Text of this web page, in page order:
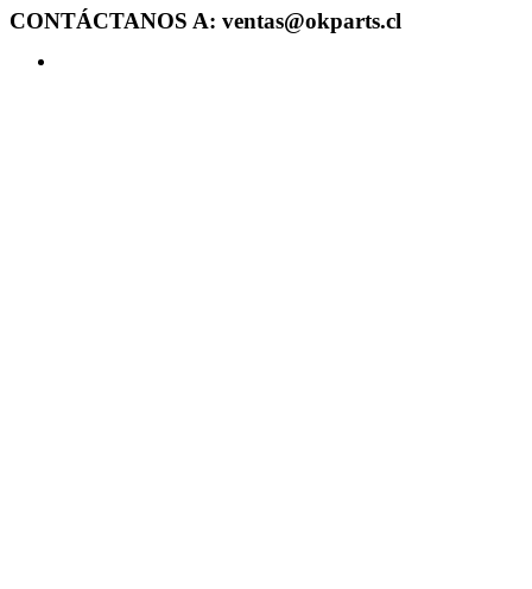
CONTÁCTANOS A: ventas@okparts.cl